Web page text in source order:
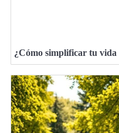
¿Cómo simplificar tu vida